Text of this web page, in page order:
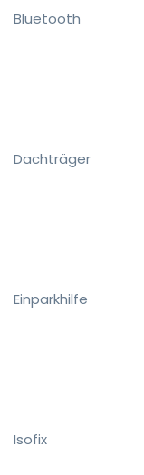
Bluetooth
Dachträger
Einparkhilfe
Isofix